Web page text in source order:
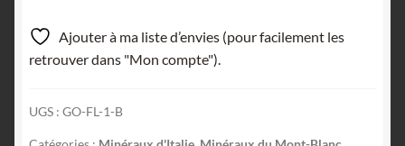
Ajouter à ma liste d’envies (pour facilement les
retrouver dans "Mon compte").
UGS : GO-FL-1-B